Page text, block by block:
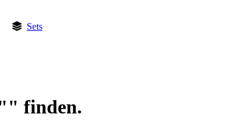
Sets
finden.